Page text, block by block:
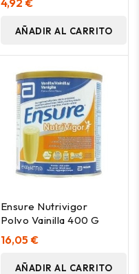
AÑADIR AL CARRITO
Ensure Nutrivigor
Polvo Vainilla 400 G
16,05 €
AÑADIR AL CARRITO